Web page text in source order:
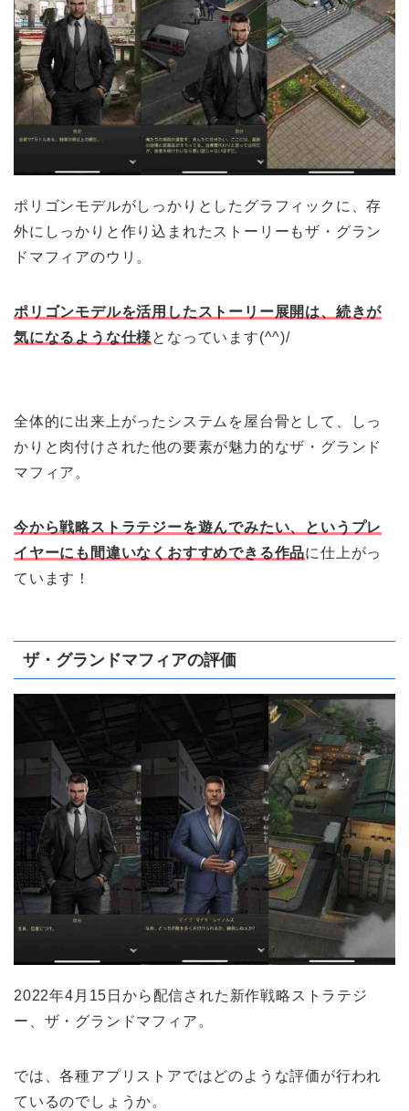
ポリゴンモデルがしっかりとしたグラフィックに、存
外にしっかりと作り込まれたストーリーもザ・グラン
ドマフィアのウリ。
ポリゴンモデルを活用したストーリー展開は、続きが
気になるような仕様となっています(^^)/
全体的に出来上がったシステムを屋台骨として、しっ
かりと肉付けされた他の要素が魅力的なザ・グランド
マフィア。
今から戦略ストラテジーを遊んでみたい、というプレ
イヤーにも間違いなくおすすめできる作品に仕上がっ
ています！
ザ・グランドマフィアの評価
2022年4月15日から配信された新作戦略ストラテジ
ー、ザ・グランドマフィア。
では、各種アプリストアではどのような評価が行われ
ているのでしょうか。